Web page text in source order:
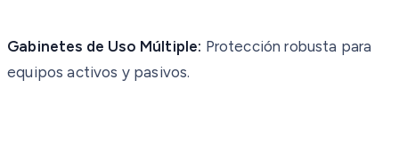
Gabinetes de Uso Múltiple: Protección robusta para
equipos activos y pasivos.